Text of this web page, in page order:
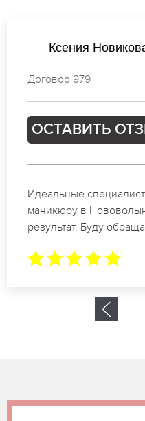
Анастасия
Договор 199
ОСТАВИТЬ
Спасибо огромное.
рождение в
готово.